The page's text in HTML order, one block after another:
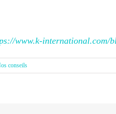
www.k-international.com/
conseils